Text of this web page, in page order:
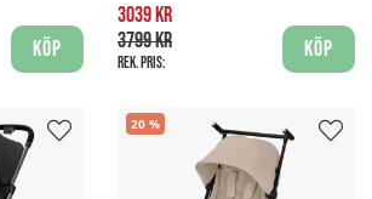
Köp
3039 kr
3799 kr
Rek. pris:
Köp
20